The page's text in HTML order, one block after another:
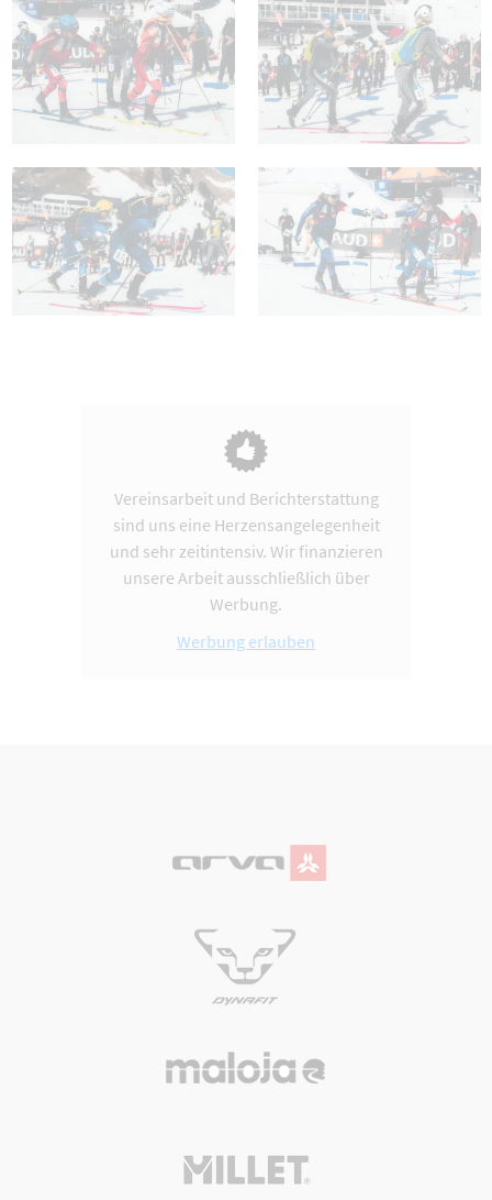
Vereinsarbeit und Berichterstattung
sind uns eine Herzensangelegenheit
und sehr zeitintensiv. Wir finanzieren
unsere Arbeit ausschließlich über
Werbung.
Werbung erlauben